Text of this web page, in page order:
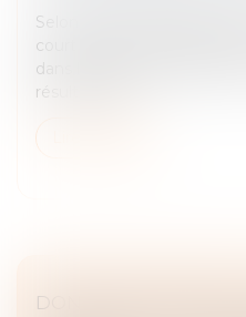
Selon l’article 2234 du
court pas ou est
dans l’impossibilité d’agir
résultant de...
DONATION-PARTAGE